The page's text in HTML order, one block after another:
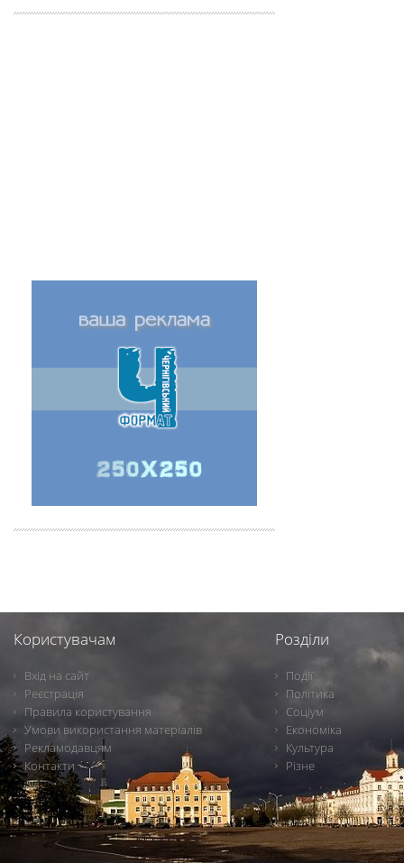
Користувачам
Вхід на сайт
Реєстрація
Правила користування
Умови використання матеріалів
Рекламодавцям
Контакти
Розділи
Події
Політика
Соціум
Економіка
Культура
Різне